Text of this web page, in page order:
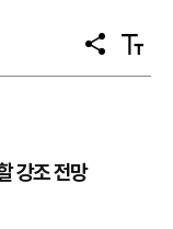
공
유
텍
스
강조 전망